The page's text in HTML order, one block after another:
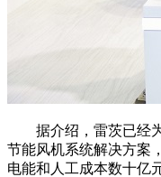
据介绍，雷茨已经为
节能风机系统解决方案
电能和人工成本数十亿